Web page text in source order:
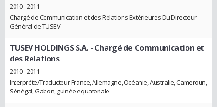
2010 - 2011
Chargé de Communication et des Relations Extérieures Du Directeur
Général de TUSEV
TUSEV HOLDINGS S.A. - Chargé de Communication et
des Relations
2010 - 2011
Interprète/Traducteur France, Allemagne, Océanie, Australie, Cameroun,
Sénégal, Gabon, guinée equatoriale